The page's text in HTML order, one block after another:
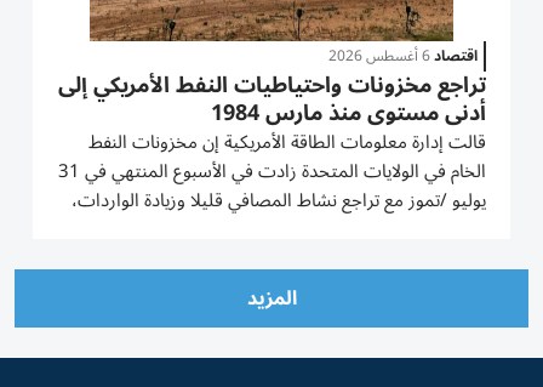
اقتصاد6 أغسطس 2026
تراجع مخزونات واحتياطيات النفط الأمريكي إلى
أدنى مستوى منذ مارس 1984
قالت إدارة معلومات الطاقة الأمريكية إن مخزونات النفط
الخام في الولايات المتحدة زادت في الأسبوع المنتهي في 31
يوليو /تموز مع ‌تراجع نشاط المصافي قليلا وزيادة الواردات،
المزيد